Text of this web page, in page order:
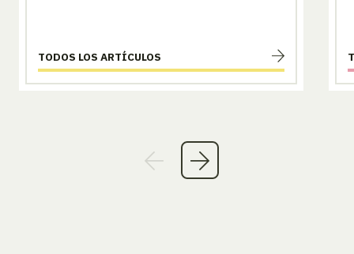
TODOS LOS ARTÍCULOS